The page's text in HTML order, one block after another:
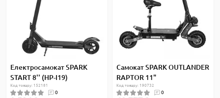
Електросамокат SPARK
START 8'' (HP-I19)
Код товару: 152181
0
Самокат SPARK OUTLANDER
RAPTOR 11"
Код товару: 190732
0